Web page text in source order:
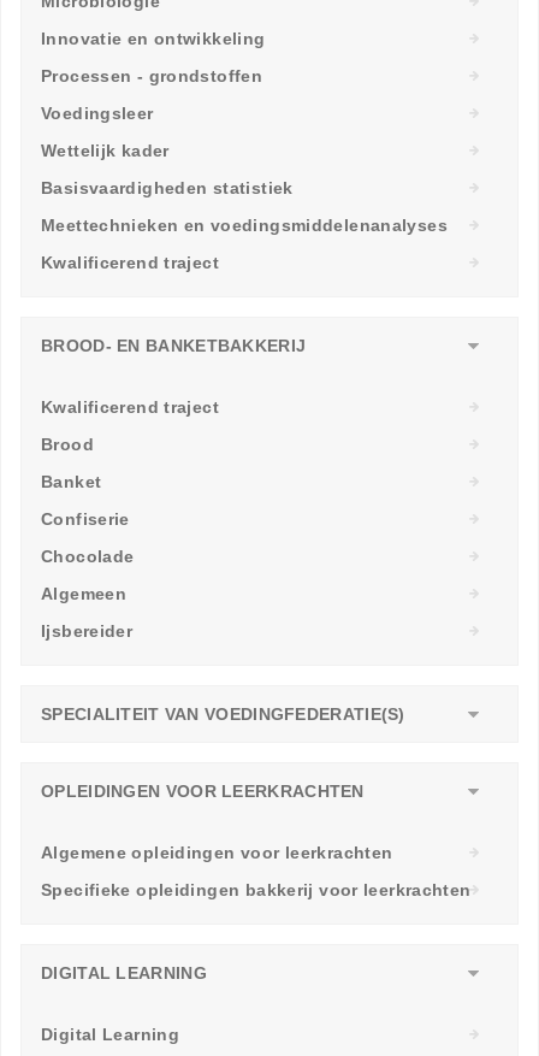
Innovatie en ontwikkeling
Processen - grondstoffen
Voedingsleer
Wettelijk kader
Basisvaardigheden statistiek
Meettechnieken en voedingsmiddelenanalyses
Kwalificerend traject
BROOD- EN BANKETBAKKERIJ
Kwalificerend traject
Brood
Banket
Confiserie
Chocolade
Algemeen
Ijsbereider
SPECIALITEIT VAN VOEDINGFEDERATIE(S)
OPLEIDINGEN VOOR LEERKRACHTEN
Algemene opleidingen voor leerkrachten
Specifieke opleidingen bakkerij voor leerkrachten
DIGITAL LEARNING
Digital Learning